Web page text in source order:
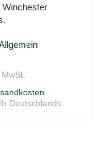
Winchester
Deutschlands.